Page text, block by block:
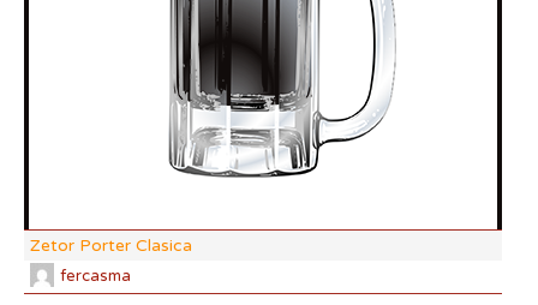
Zetor Porter Clasica
fercasma